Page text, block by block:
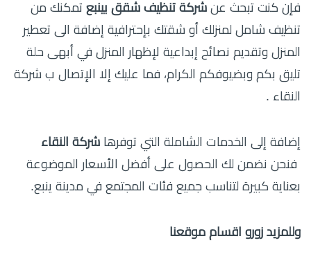
فإن كنت تبحث عن شركة تنظيف شقق بينبع تمكنك من
تنظيف شامل لمنزلك أو شقتك بإحترافية إضافة الى تعطير
المنزل وتقديم نصائح إبداعية لإظهار المنزل في أبهى حلة
تليق بكم وبضيوفكم الكرام، فما عليك إلا الإتصال ب شركة
النقاء .
إضافة إلى الخدمات الشاملة التي توفرها شركة النقاء
فنحن نضمن لك الحصول على أفضل الأسعار الموضوعة
بعناية كبيرة لتناسب جميع فئات المجتمع في مدينة ينبع.
وللمزيد زورو اقسام موقعنا